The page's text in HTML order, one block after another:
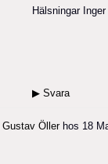
Hälsningar Inger
▶ Svara
Gustav Öllerhos 18